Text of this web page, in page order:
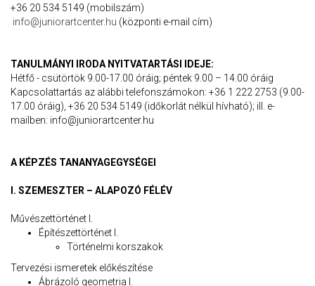
+36 20 534 5149 (mobilszám)
info@juniorartcenter.hu (központi e-mail cím)
TANULMÁNYI IRODA NYITVATARTÁSI IDEJE:
Hétfő - csütörtök 9.00-17.00 óráig; péntek 9.00 – 14.00 óráig
Kapcsolattartás az alábbi telefonszámokon: +36 1 222 2753 (9.00-
17.00 óráig), +36 20 534 5149 (időkorlát nélkül hívható); ill. e-
mailben: info@juniorartcenter.hu
A KÉPZÉS TANANYAGEGYSÉGEI
I. SZEMESZTER – ALAPOZÓ FÉLÉV
Művészettörténet I.
Építészettörténet I.
Történelmi korszakok
Tervezési ismeretek előkészítése
Ábrázoló geometria I.